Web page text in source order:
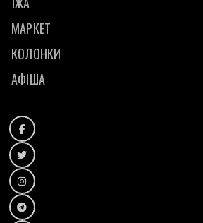
МАРКЕТ
КОЛОНКИ
АФІША